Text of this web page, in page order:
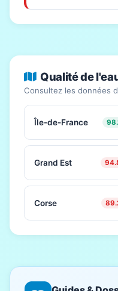
Qualité de
Consultez les données
Île-de-France
Grand Est
Corse